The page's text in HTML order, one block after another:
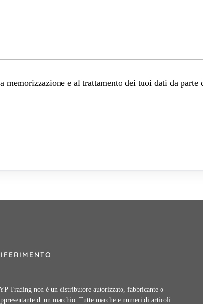
memorizzazione e al trattamento dei tuoi dati da parte
Trading non é un distributore autorizzato, fabbricante o
di un marchio. Tutte marche e numeri di articoli